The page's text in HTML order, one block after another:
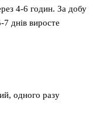
4-6 годин. За добу
днів виросте
одного разу